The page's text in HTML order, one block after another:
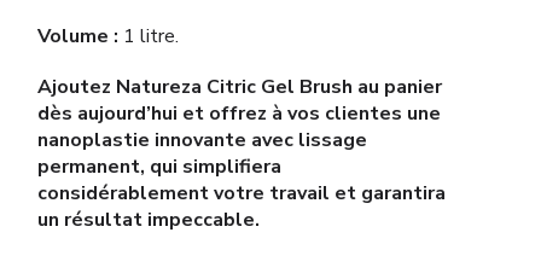
Volume : 1 litre.
Ajoutez Natureza Citric Gel Brush au panier
dès aujourd’hui et offrez à vos clientes une
nanoplastie innovante avec lissage
permanent, qui simplifiera
considérablement votre travail et garantira
un résultat impeccable.